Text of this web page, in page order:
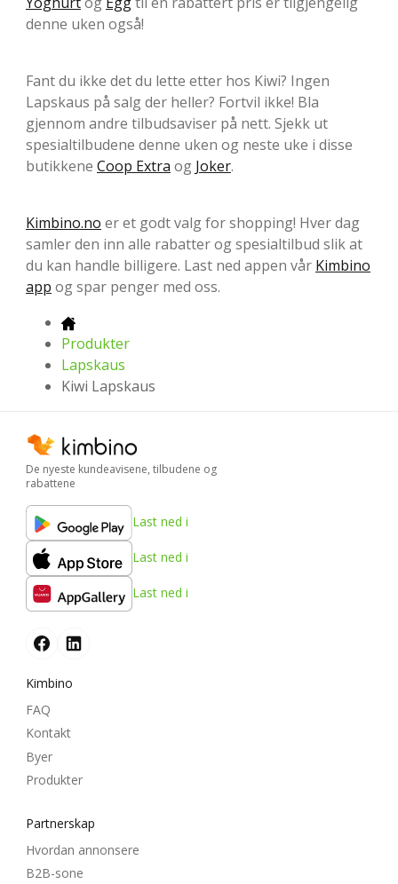
denne uken også!
Fant du ikke det du lette etter hos Kiwi? Ingen
Lapskaus på salg der heller? Fortvil ikke! Bla
gjennom andre tilbudsaviser på nett. Sjekk ut
spesialtilbudene denne uken og neste uke i disse
butikkene Coop Extra og Joker.
Kimbino.no er et godt valg for shopping! Hver dag
samler den inn alle rabatter og spesialtilbud slik at
du kan handle billigere. Last ned appen vår Kimbino
app og spar penger med oss.
Produkter
Lapskaus
Kiwi Lapskaus
De nyeste kundeavisene, tilbudene og
rabattene
Last ned i
Last ned i
Last ned i
Kimbino
FAQ
Kontakt
Byer
Produkter
Partnerskap
Hvordan annonsere
B2B-sone